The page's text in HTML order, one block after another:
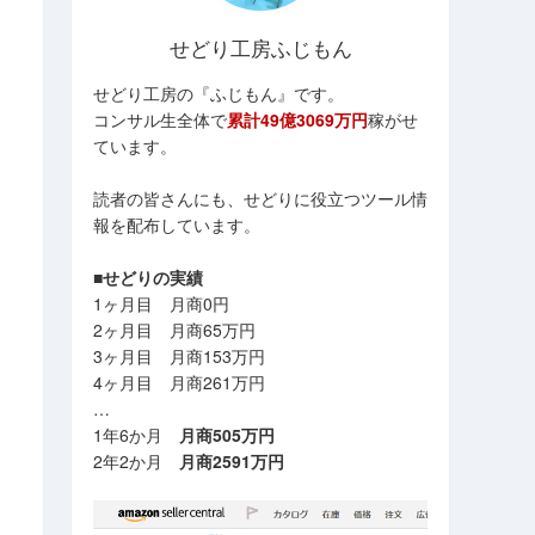
せどり工房ふじもん
せどり工房の『ふじもん』です。
コンサル生全体で累計49億3069万円稼がせ
ています。
読者の皆さんにも、せどりに役立つツール情
報を配布しています。
■せどりの実績
1ヶ月目 月商0円
2ヶ月目 月商65万円
3ヶ月目 月商153万円
4ヶ月目 月商261万円
…
1年6か月 月商505万円
2年2か月 月商2591万円